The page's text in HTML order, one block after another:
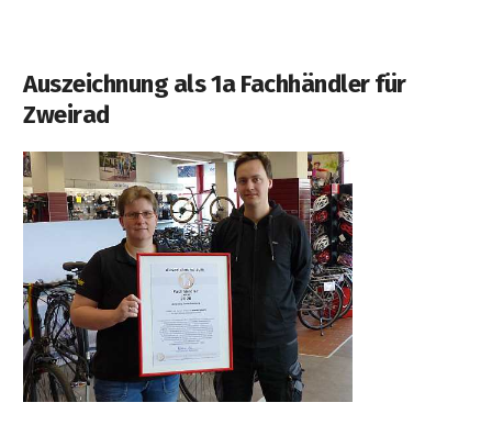
Auszeichnung als 1a Fachhändler für
Zweirad